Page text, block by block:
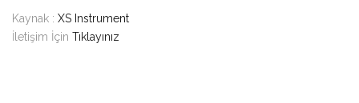
Kaynak : XS Instrument
İletişim İçin Tıklayınız